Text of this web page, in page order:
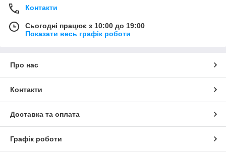
Контакти
Сьогодні працює з 10:00 до 19:00
Показати весь графік роботи
Про нас
Контакти
Доставка та оплата
Графік роботи